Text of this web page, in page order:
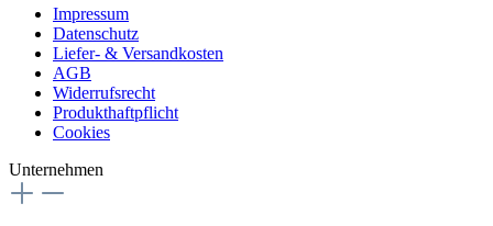
Impressum
Datenschutz
Liefer- & Versandkosten
AGB
Widerrufsrecht
Produkthaftpflicht
Cookies
Unternehmen